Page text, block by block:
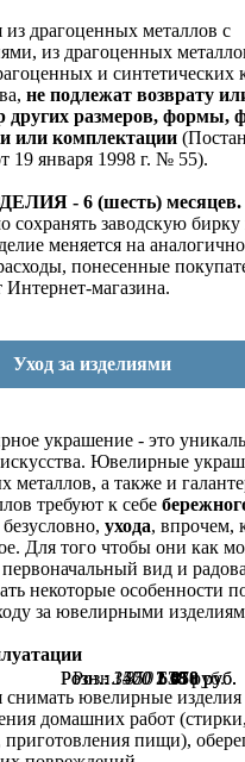
Розн.:3570 2 678руб.
Розн.:850 638руб.
Розн.:1400 1 050руб.
драгоценных металлов с
из драгоценных
и синтетических
не подлежат возврату
других размеров, формы,
или комплектации
19 января 1998 г. № 55).
- 6 (шесть) месяцев.
сохранять заводскую
меняется на
понесенные
Интернет-магазина.
Уход за изделиями
украшение - это
Ювелирные
металлов, а также и
требуют к себе
ухода, впрочем,
Для того чтобы они как
вид и
некоторые особенности
за ювелирными
снимать ювелирные изделия
домашних работ (стирки,
пищи),